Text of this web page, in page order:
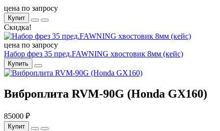
цена по запросу
Купит
Скидка!
цена по запросу
Набор фрез 35 пред.FAWNING хвостовик 8мм (кейс)
Купить
Виброплита RVM-90G (Honda GX160)
85000 ₽
Купит